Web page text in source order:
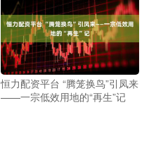
恒力配资平台 “腾笼换鸟”引凤来
——一宗低效用地的“再生”记